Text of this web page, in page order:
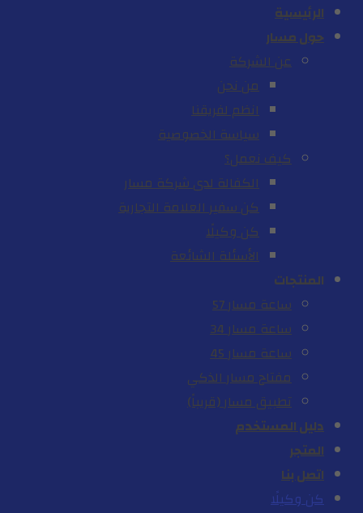
الرئيسية
حول مسار
عن الشركة
من نحن
انظم لفريقنا
سياسة الخصوصية
كيف نعمل؟
الكفالة لدى شركة مسار
كن سفير العلامة التجارية
كن وكيلًا
الأسئلة الشائعة
المنتجات
ساعة مسار 57
ساعة مسار 34
ساعة مسار 45
مفتاح مسار الذكي
تطبيق مسار (قريباً)
دليل المستخدم
المتجر
اتصل بنا
كن وكيلًا